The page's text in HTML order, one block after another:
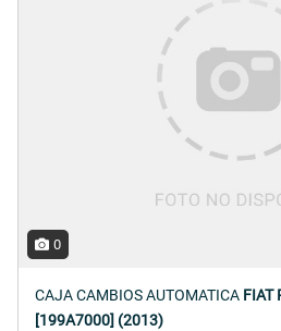
0
CAJA CAMBIOS AUTOMATICA FIAT
[199A7000] (2013)